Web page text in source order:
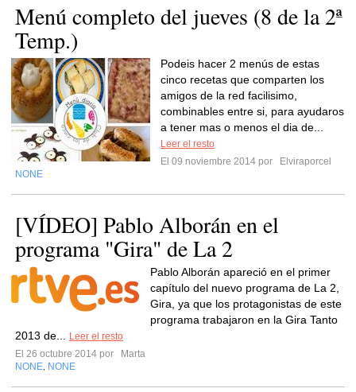
Menú completo del jueves (8 de la 2ª
Temp.)
Podeis hacer 2 menús de estas
cinco recetas que comparten los
amigos de la red facilisimo,
combinables entre si, para ayudaros
a tener mas o menos el dia de...
Leer el resto
El 09 noviembre 2014 por
Elviraporcel
NONE
[VÍDEO] Pablo Alborán en el
programa "Gira" de La 2
Pablo Alborán apareció en el primer
capítulo del nuevo programa de La 2,
Gira, ya que los protagonistas de este
programa trabajaron en la Gira Tanto
2013 de...
Leer el resto
El 26 octubre 2014 por
Marta
NONE NONE